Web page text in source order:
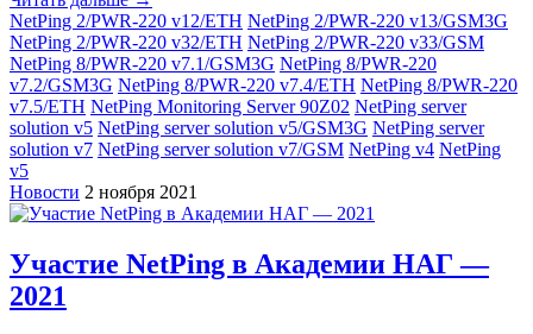
NetPing 2/PWR-220 v12/ETH NetPing 2/PWR-220 v13/GSM3G
NetPing 2/PWR-220 v32/ETH NetPing 2/PWR-220 v33/GSM
NetPing 8/PWR-220 v7.1/GSM3G NetPing 8/PWR-220
v7.2/GSM3G NetPing 8/PWR-220 v7.4/ETH NetPing 8/PWR-220
v7.5/ETH NetPing Monitoring Server 90Z02 NetPing server
solution v5 NetPing server solution v5/GSM3G NetPing server
solution v7 NetPing server solution v7/GSM NetPing v4 NetPing
v5
Новости 2 ноября 2021
Участие NetPing в Академии НАГ —
2021